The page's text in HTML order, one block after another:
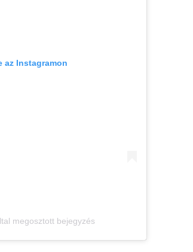
az Instagramon
megosztott bejegyzés